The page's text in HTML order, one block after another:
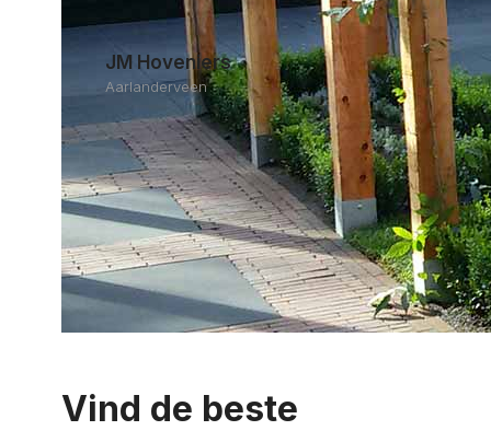
JM Hoveniers
Aarlanderveen
Vind de beste